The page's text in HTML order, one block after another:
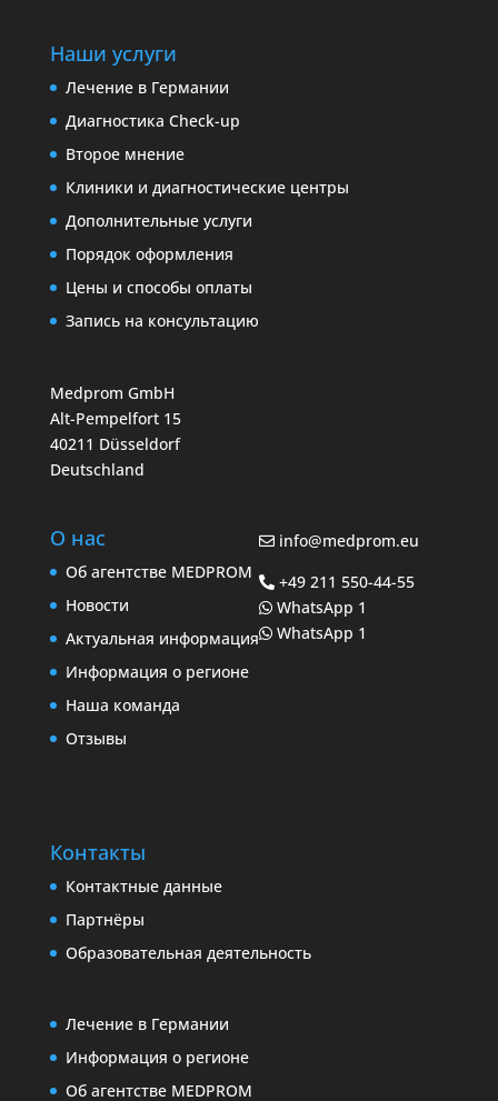
Наши услуги
Лечение в Германии
Диагностика Check-up
Второе мнение
Клиники и диагностические центры
Дополнительные услуги
Порядок оформления
Цены и способы оплаты
Запись на консультацию
Medprom GmbH
Alt-Pempelfort 15
40211 Düsseldorf
Deutschland
О нас
Об агентстве MEDPROM
Новости
Актуальная информация
Информация о регионе
Наша команда
Отзывы
info@medprom.eu
+49 211 550-44-55
WhatsApp 1
WhatsApp 1
Контакты
Контактные данные
Партнёры
Образовательная деятельность
Лечение в Германии
Информация о регионе
Об агентстве MEDPROM